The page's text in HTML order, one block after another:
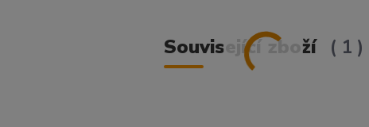
Související zboží 1